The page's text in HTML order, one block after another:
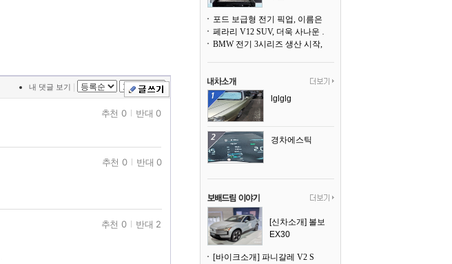
내 댓글 보기
추천 0 반대 0
추천 0 반대 0
추천 0 반대 2
어낸다
페라리 V12 SUV, 더욱 사나운 얼굴로 돌아온다
lglglg
경차에스틱
[신차소개] 볼보
EX30
[바이크소개] 파니갈레 V2 S